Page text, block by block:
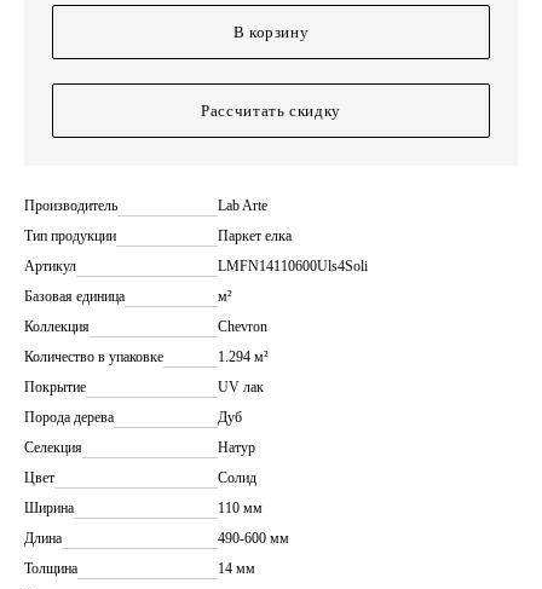
В корзину
Рассчитать скидку
Производитель
Lab Arte
Тип продукции
Паркет елка
Артикул
LMFN14110600Uls4Soli
Базовая единица
м²
Коллекция
Chevron
Количество в упаковке
1.294 м²
Покрытие
UV лак
Порода дерева
Дуб
Селекция
Натур
Цвет
Солид
Ширина
110 мм
Длина
490-600 мм
Толщина
14 мм